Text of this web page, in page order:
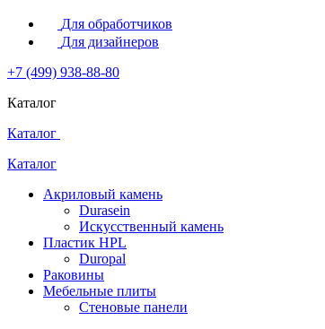
Для обработчиков
Для дизайнеров
+7 (499) 938-88-80
Каталог
Каталог
Каталог
Акриловый камень
Durasein
Искусственный камень
Пластик HPL
Duropal
Раковины
Мебельные плиты
Стеновые панели